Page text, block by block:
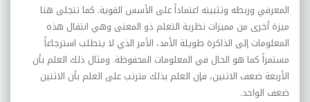
المعرفي وربطه وتثبيته اعتماداً على الأسس القوية. كما تتجلى هنا
ميزة أخرى من مميزات نظرية التعلم ذو المعنى وهي انتقال هذه
المعلومات إلى الذاكرة طويلة الأمد، الأمر الذي لا يتطلب استرجاعاً
مستمراً كما هو الحال في المعلومات المحفوظة. ومثال ذلك العلم بأن
الأربعة ضعف الاثنين، فإن العلم بذلك مترتب على العلم بأن الاثنين
ضعف الواحد.